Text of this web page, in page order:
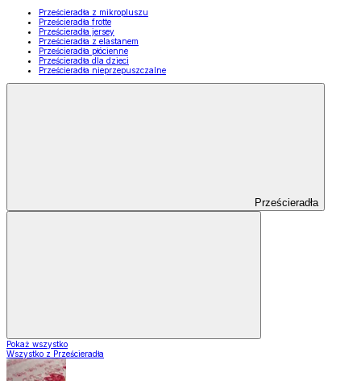
Prześcieradła z mikropluszu
Prześcieradła frotte
Prześcieradła jersey
Prześcieradła z elastanem
Prześcieradła płócienne
Prześcieradła dla dzieci
Prześcieradła nieprzepuszczalne
Prześcieradła
Pokaż wszystko
Wszystko z Prześcieradła